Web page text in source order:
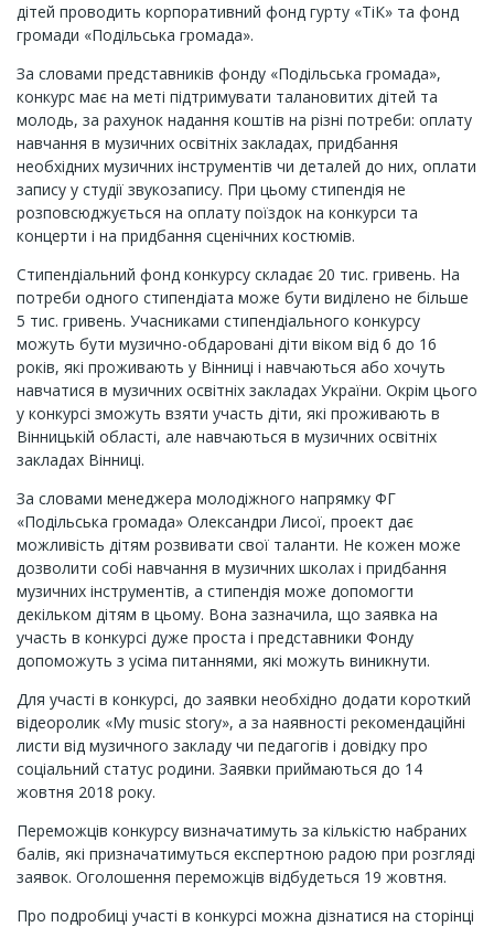
дітей проводить корпоративний фонд гурту «ТіК» та фонд
громади «Подільська громада».
За словами представників фонду «Подільська громада»,
конкурс має на меті підтримувати талановитих дітей та
молодь, за рахунок надання коштів на різні потреби: оплату
навчання в музичних освітніх закладах, придбання
необхідних музичних інструментів чи деталей до них, оплати
запису у студії звукозапису. При цьому стипендія не
розповсюджується на оплату поїздок на конкурси та
концерти і на придбання сценічних костюмів.
Стипендіальний фонд конкурсу складає 20 тис. гривень. На
потреби одного стипендіата може бути виділено не більше
5 тис. гривень. Учасниками стипендіального конкурсу
можуть бути музично-обдаровані діти віком від 6 до 16
років, які проживають у Вінниці і навчаються або хочуть
навчатися в музичних освітніх закладах України. Окрім цього
у конкурсі зможуть взяти участь діти, які проживають в
Вінницькій області, але навчаються в музичних освітніх
закладах Вінниці.
За словами менеджера молодіжного напрямку ФГ
«Подільська громада» Олександри Лисої, проект дає
можливість дітям розвивати свої таланти. Не кожен може
дозволити собі навчання в музичних школах і придбання
музичних інструментів, а стипендія може допомогти
декільком дітям в цьому. Вона зазначила, що заявка на
участь в конкурсі дуже проста і представники Фонду
допоможуть з усіма питаннями, які можуть виникнути.
Для участі в конкурсі, до заявки необхідно додати короткий
відеоролик «My music story», а за наявності рекомендаційні
листи від музичного закладу чи педагогів і довідку про
соціальний статус родини. Заявки приймаються до 14
жовтня 2018 року.
Переможців конкурсу визначатимуть за кількістю набраних
балів, які призначатимуться експертною радою при розгляді
заявок. Оголошення переможців відбудеться 19 жовтня.
Про подробиці участі в конкурсі можна дізнатися на сторінці